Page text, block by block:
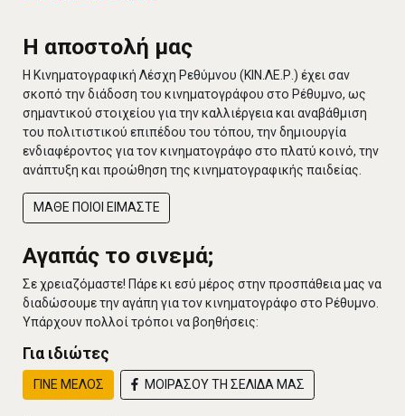
Η αποστολή μας
Η Κινηματογραφική Λέσχη Ρεθύμνου (ΚΙΝ.ΛΕ.Ρ.) έχει σαν
σκοπό την διάδοση του κινηματογράφου στο Ρέθυμνο, ως
σημαντικού στοιχείου για την καλλιέργεια και αναβάθμιση
του πολιτιστικού επιπέδου του τόπου, την δημιουργία
ενδιαφέροντος για τον κινηματογράφο στο πλατύ κοινό, την
ανάπτυξη και προώθηση της κινηματογραφικής παιδείας.
ΜΑΘΕ ΠΟΙΟΙ ΕΙΜΑΣΤΕ
Αγαπάς το σινεμά;
Σε χρειαζόμαστε! Πάρε κι εσύ μέρος στην προσπάθεια μας να
διαδώσουμε την αγάπη για τον κινηματογράφο στο Ρέθυμνο.
Υπάρχουν πολλοί τρόποι να βοηθήσεις:
Για ιδιώτες
ΓΙΝΕ ΜΕΛΟΣ ΜΟΙΡΑΣΟΥ ΤΗ ΣΕΛΙΔΑ ΜΑΣ